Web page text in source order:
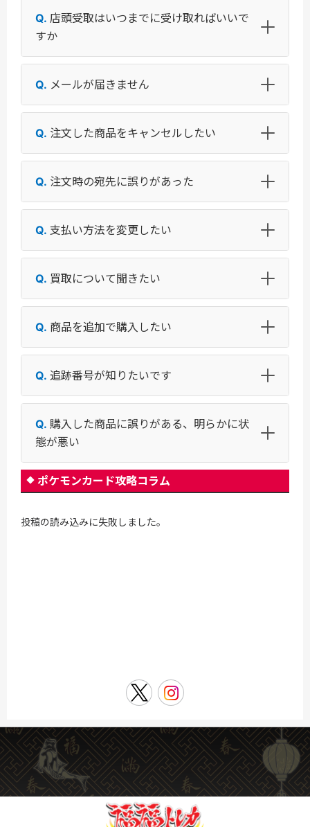
店頭受取はいつまでに受け取ればいいで
すか
メールが届きません
注文した商品をキャンセルしたい
注文時の宛先に誤りがあった
支払い方法を変更したい
買取について聞きたい
商品を追加で購入したい
追跡番号が知りたいです
購入した商品に誤りがある、明らかに状
態が悪い
ポケモンカード攻略コラム
投稿の読み込みに失敗しました。